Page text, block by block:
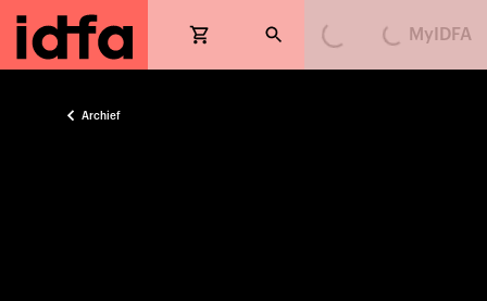
Loading...Loading...MyIDFA
Archief